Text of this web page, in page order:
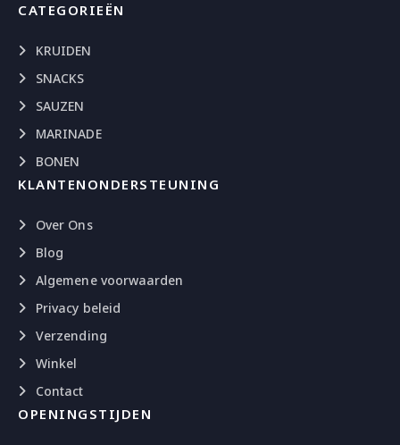
CATEGORIEËN
KRUIDEN
SNACKS
SAUZEN
MARINADE
BONEN
KLANTENONDERSTEUNING
Over Ons
Blog
Algemene voorwaarden
Privacy beleid
Verzending
Winkel
Contact
OPENINGSTIJDEN